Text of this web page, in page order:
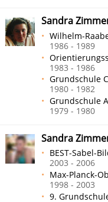
Sandra
Wilhelm-
1986 - 1989
1983 - 1986
Grundschule
1980 - 1982
Grundschule
1979 - 1980
Sandra
BEST-Sabel-
2003 - 2006
Max-Planck-
1998 - 2003
9.